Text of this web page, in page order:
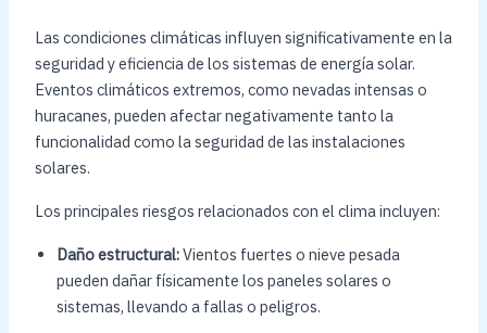
Las condiciones climáticas influyen significativamente en la
seguridad y eficiencia de los sistemas de energía solar.
Eventos climáticos extremos, como nevadas intensas o
huracanes, pueden afectar negativamente tanto la
funcionalidad como la seguridad de las instalaciones
solares.
Los principales riesgos relacionados con el clima incluyen:
Daño estructural:Vientos fuertes o nieve pesada
pueden dañar físicamente los paneles solares o
sistemas, llevando a fallas o peligros.